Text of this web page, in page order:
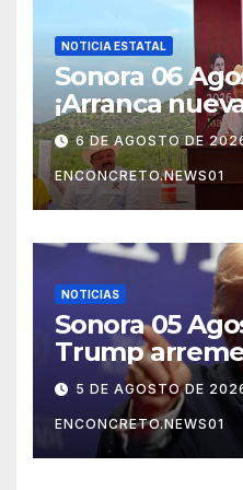
NOTICIA ESTATAL
Sonora 06
¡Arranca
carretera en
6 DE AGOSTO DE
ENCONCRETO.NEWS01
NOTICIAS
Sonora 05
Trump
México,
potencias por
abusos
5 DE AGOSTO DE
ENCONCRETO.NEWS01